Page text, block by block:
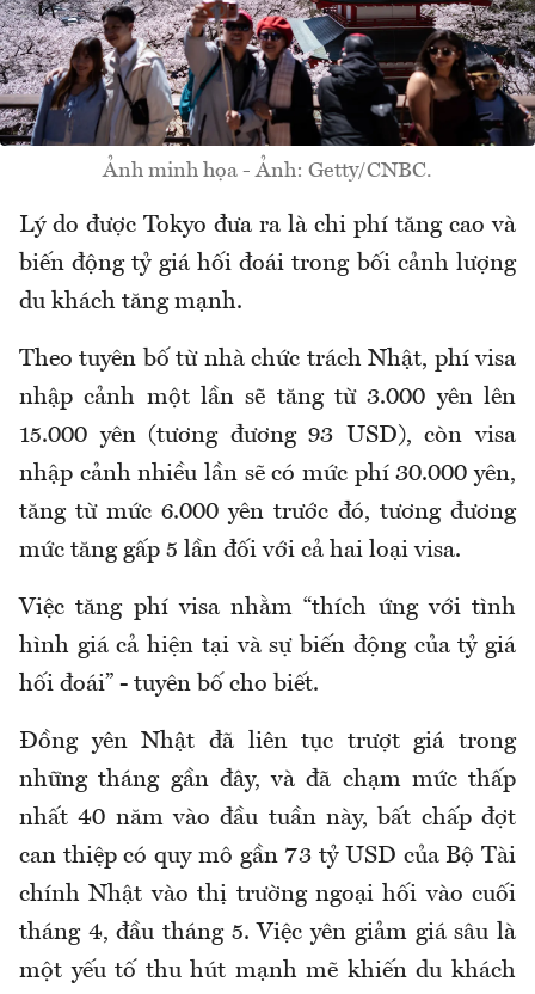
Ảnh minh họa - Ảnh: Getty/CNBC.
Lý do được Tokyo đưa ra là chi phí tăng cao và
biến động tỷ giá hối đoái trong bối cảnh lượng
du khách tăng mạnh.
Theo tuyên bố từ nhà chức trách Nhật, phí visa
nhập cảnh một lần sẽ tăng từ 3.000 yên lên
15.000 yên (tương đương 93 USD), còn visa
nhập cảnh nhiều lần sẽ có mức phí 30.000 yên,
tăng từ mức 6.000 yên trước đó, tương đương
mức tăng gấp 5 lần đối với cả hai loại visa.
Việc tăng phí visa nhằm “thích ứng với tình
hình giá cả hiện tại và sự biến động của tỷ giá
hối đoái” - tuyên bố cho biết.
Đồng yên Nhật đã liên tục trượt giá trong
những tháng gần đây, và đã chạm mức thấp
nhất 40 năm vào đầu tuần này, bất chấp đợt
can thiệp có quy mô gần 73 tỷ USD của Bộ Tài
chính Nhật vào thị trường ngoại hối vào cuối
tháng 4, đầu tháng 5. Việc yên giảm giá sâu là
một yếu tố thu hút mạnh mẽ khiến du khách